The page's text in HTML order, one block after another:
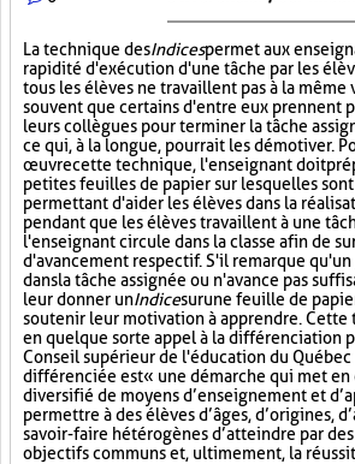
La technique desIndicespermet aux
rapidité d'exécution d'une tâche par les
tous les élèves ne travaillent pas à la même
souvent que certains d'entre eux prennent
leurs collègues pour terminer la tâche
ce qui, à la longue, pourrait les démotiver.
œuvre cette technique, l'enseignant doit
petites feuilles de papier sur lesquelles
permettant d'aider les élèves dans la
pendant que les élèves travaillent à une
l'enseignant circule dans la classe afin de
d'avancement respectif. S'il remarque
dans la tâche assignée ou n'avance pas
leur donner unIndicesurune feuille de
soutenir leur motivation à apprendre. Cette
en quelque sorte appel à la différenciation
Conseil supérieur de l'éducation du Québec
différenciée est « une démarche qui met
diversifié de moyens d’enseignement et
permettre à des élèves d’âges, d’origines,
savoir-faire hétérogènes d’atteindre par
objectifs communs et, ultimement, la